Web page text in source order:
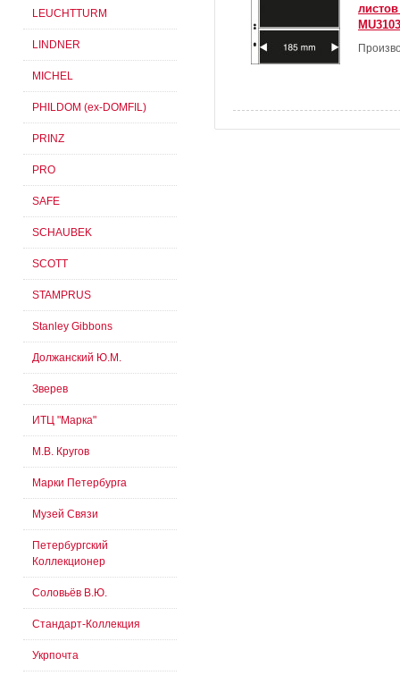
MU3103
LEUCHTTURM
LINDNER
MICHEL
PHILDOM (ex-DOMFIL)
PRINZ
PRO
SAFE
SCHAUBEK
SCOTT
STAMPRUS
Stanley Gibbons
Должанский Ю.М.
Зверев
ИТЦ "Марка"
М.В. Кругов
Марки Петербурга
Музей Связи
Петербургский
Коллекционер
Соловьёв В.Ю.
Стандарт-Коллекция
Укрпочта